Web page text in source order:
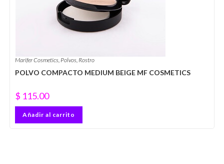
Marifer Cosmetics, Polvos, Rostro
POLVO COMPACTO MEDIUM BEIGE MF COSMETICS
$ 115.00
Añadir al carrito